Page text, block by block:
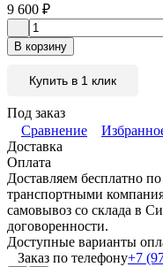
9 600 ₽
В корзину
Купить в 1 клик
Под заказ
Сравнение
Доставка
Оплата
Доставляем бесплатно
транспортными
самовывоз со склада в
договоренности.
Доступные варианты
Заказ по телефону+7